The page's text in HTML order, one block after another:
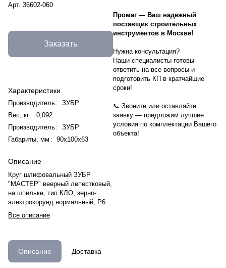
Арт. 36602-060
Заказать
Характеристики
Производитель : ЗУБР
Вес, кг : 0,092
Производитель : ЗУБР
Габариты, мм : 90х100х63
Описание
Круг шлифовальный ЗУБР
"МАСТЕР" веерный лепестковый,
на шпильке, тип КЛО, зерно-
электрокорунд нормальный, P60,
30х60мм
Все описание
Промаг — Ваш надежный
поставщик строительных
инструментов в Москве!
Нужна консультация?
Наши специалисты готовы
ответить на все вопросы и
подготовить КП в кратчайшие
сроки!
📞 Звоните или оставляйте
заявку — предложим лучшие
условия по комплектации Вашего
объекта!
Описание Доставка